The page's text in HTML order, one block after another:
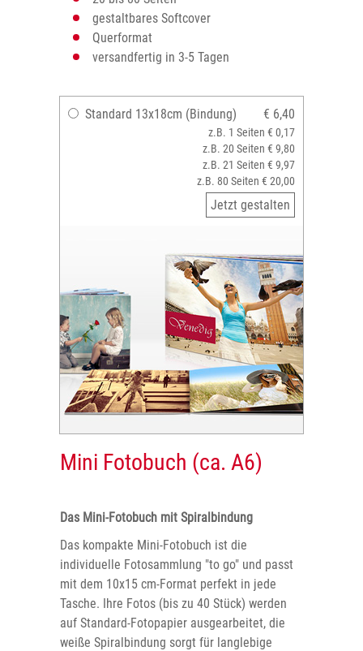
gestaltbares Softcover
Querformat
versandfertig in 3-5 Tagen
Standard 13x18cm (Bindung) € 6,40
z.B. 1 Seiten € 0,17
z.B. 20 Seiten € 9,80
z.B. 21 Seiten € 9,97
z.B. 80 Seiten € 20,00
Jetzt gestalten
Mini Fotobuch (ca. A6)
Das Mini-Fotobuch mit Spiralbindung
Das kompakte Mini-Fotobuch ist die
individuelle Fotosammlung "to go" und passt
mit dem 10x15 cm-Format perfekt in jede
Tasche. Ihre Fotos (bis zu 40 Stück) werden
auf Standard-Fotopapier ausgearbeitet, die
weiße Spiralbindung sorgt für langlebige